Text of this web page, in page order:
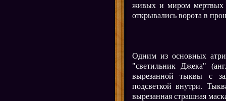
живых и миром мертвых
открывались ворота в
Одним из основных
"светильник Джека"
вырезанной тыквы с
подсветкой внутри.
вырезанная страшная